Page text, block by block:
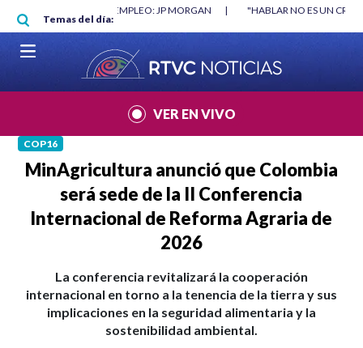
Pasar al contenido principal
Temas del día:
MÍNIMO NO DESTRUYÓ EMPLEO: JP MORGAN |
"HABLAR NO ES UN
MUNDIAL 2026
|
VER EN VIVO
COP16
MinAgricultura anunció que Colombia
será sede de la II Conferencia
Internacional de Reforma Agraria de
2026
La conferencia revitalizará la cooperación
internacional en torno a la tenencia de la tierra y sus
implicaciones en la seguridad alimentaria y la
sostenibilidad ambiental.